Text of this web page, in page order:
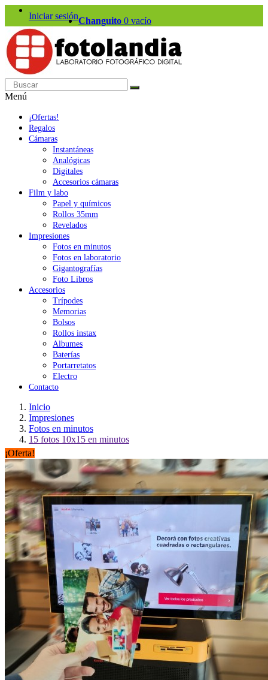
Iniciar sesiónChanguito 0 vacío
Menú
¡Ofertas!
Regalos
Cámaras
Instantáneas
Analógicas
Digitales
Accesorios cámaras
Film y labo
Papel y químicos
Rollos 35mm
Revelados
Impresiones
Fotos en minutos
Fotos en laboratorio
Gigantografías
Foto Libros
Accesorios
Trípodes
Memorias
Bolsos
Rollos instax
Albumes
Baterías
Portarretatos
Electro
Contacto
Inicio
Impresiones
Fotos en minutos
15 fotos 10x15 en minutos
¡Oferta!